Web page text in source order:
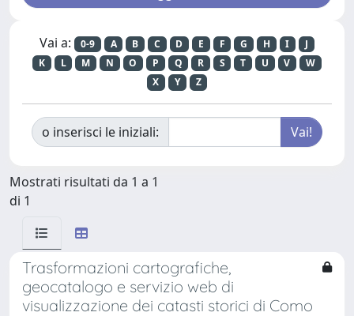
Vai a: 0-9 A B C D E F G H I
J
K
L M N O P Q R S T U V
W
X
Y Z
o inserisci le iniziali:
Mostrati risultati da 1 a 1
di 1
Trasformazioni cartografiche,
geocatalogo e servizio web di
visualizzazione dei catasti storici di Como